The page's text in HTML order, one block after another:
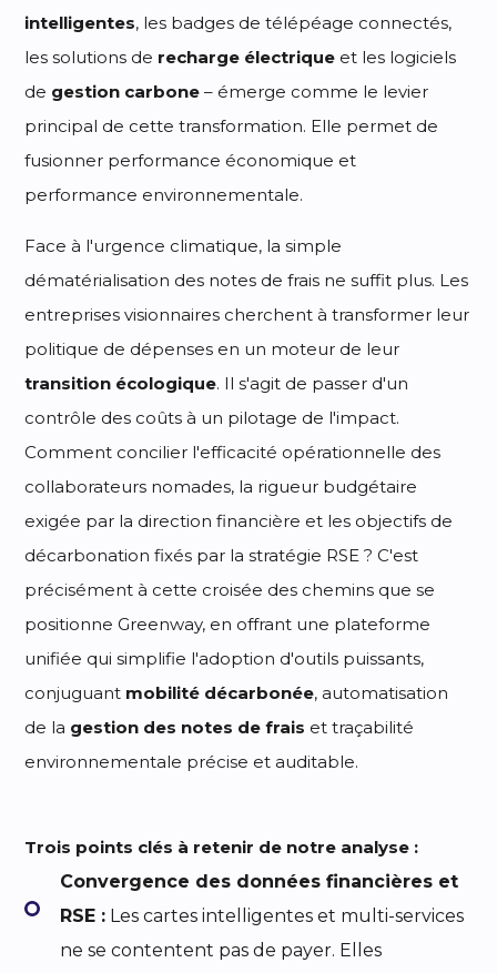
intelligentes, les badges de télépéage connectés,
les solutions de recharge électrique et les logiciels
de gestion carbone – émerge comme le levier
principal de cette transformation. Elle permet de
fusionner performance économique et
performance environnementale.
Face à l'urgence climatique, la simple
dématérialisation des notes de frais ne suffit plus. Les
entreprises visionnaires cherchent à transformer leur
politique de dépenses en un moteur de leur
transition écologique. Il s'agit de passer d'un
contrôle des coûts à un pilotage de l'impact.
Comment concilier l'efficacité opérationnelle des
collaborateurs nomades, la rigueur budgétaire
exigée par la direction financière et les objectifs de
décarbonation fixés par la stratégie RSE ? C'est
précisément à cette croisée des chemins que se
positionne Greenway, en offrant une plateforme
unifiée qui simplifie l'adoption d'outils puissants,
conjuguant mobilité décarbonée, automatisation
de la gestion des notes de frais et traçabilité
environnementale précise et auditable.
Trois points clés à retenir de notre analyse :
Convergence des données financières et
RSE : Les cartes intelligentes et multi-services
ne se contentent pas de payer. Elles